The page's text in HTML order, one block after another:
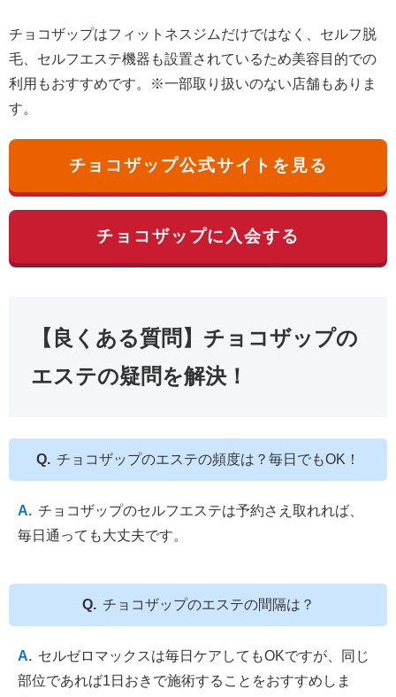
チョコザップはフィットネスジムだけではなく、セルフ脱
毛、セルフエステ機器も設置されているため美容目的での
利用もおすすめです。※一部取り扱いのない店舗もありま
す。
チョコザップ公式サイトを見る
チョコザップに入会する
【良くある質問】チョコザップの
エステの疑問を解決！
チョコザップのエステの頻度は？毎日でもOK！
チョコザップのセルフエステは予約さえ取れれば、
毎日通っても大丈夫です。
チョコザップのエステの間隔は？
セルゼロマックスは毎日ケアしてもOKですが、同じ
部位であれば1日おきで施術することをおすすめしま